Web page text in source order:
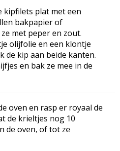
kipfilets plat met een
bakpapier of
met peper en zout.
olijfolie en een klontje
de kip aan beide kanten.
en bak ze mee in de
oven en rasp er royaal de
de krieltjes nog 10
de oven, of tot ze